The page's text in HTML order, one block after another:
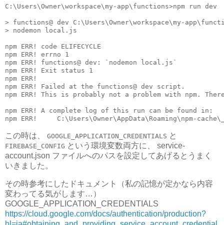
C:\Users\Owner\workspace\my-app\functions>npm run dev
> functions@ dev C:\Users\Owner\workspace\my-
> nodemon local.js
npm ERR! code ELIFECYCLE
npm ERR! errno 1
npm ERR! functions@ dev: `nodemon local.js`
npm ERR! Exit status 1
npm ERR!
npm ERR! Failed at the functions@ dev script.
npm ERR! This is probably not a problem with npm.
npm ERR! A complete log of this run can be found in:
この時は、 GOOGLE_APPLICATION_CREDENTIALS と
FIREBASE_CONFIG という環境変数両方に、 service-
account.json ファイルへのパスを設定してあげるとうまく
いきました。
その時参考にしたドキュメント（私の記憶が定かなら内容
変わってる気がします…）
GOOGLE_APPLICATION_CREDENTIALS
https://cloud.google.com/docs/authentication/production?